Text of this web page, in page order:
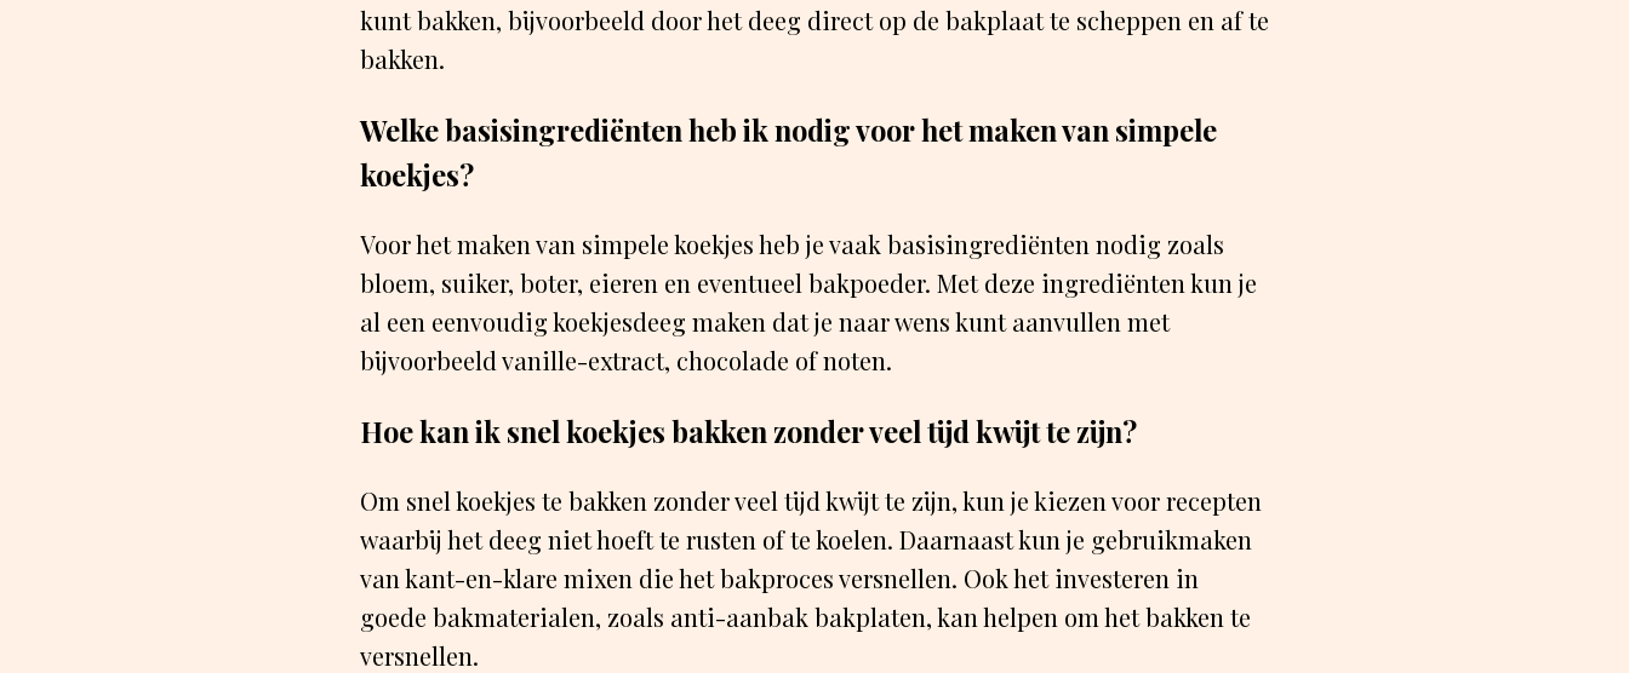
kunt bakken, bijvoorbeeld door het deeg direct op de bakplaat te scheppen en af te
bakken.
Welke basisingrediënten heb ik nodig voor het maken van simpele
koekjes?
Voor het maken van simpele koekjes heb je vaak basisingrediënten nodig zoals
bloem, suiker, boter, eieren en eventueel bakpoeder. Met deze ingrediënten kun je
al een eenvoudig koekjesdeeg maken dat je naar wens kunt aanvullen met
bijvoorbeeld vanille-extract, chocolade of noten.
Hoe kan ik snel koekjes bakken zonder veel tijd kwijt te zijn?
Om snel koekjes te bakken zonder veel tijd kwijt te zijn, kun je kiezen voor recepten
waarbij het deeg niet hoeft te rusten of te koelen. Daarnaast kun je gebruikmaken
van kant-en-klare mixen die het bakproces versnellen. Ook het investeren in
goede bakmaterialen, zoals anti-aanbak bakplaten, kan helpen om het bakken te
versnellen.